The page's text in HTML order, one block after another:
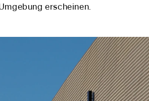
erscheinen.